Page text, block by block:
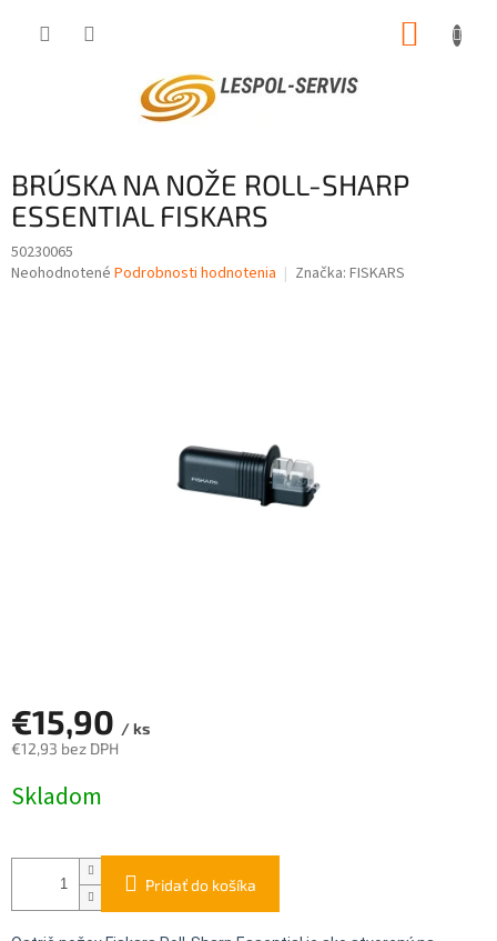
BRÚSKA NA NOŽE ROLL-SHARP
ESSENTIAL FISKARS
50230065
Priemerné
Neohodnotené Podrobnosti hodnotenia Značka: FISKARS
€15,90 / ks
€12,93 bez DPH
cena:
Skladom
Pridať do košíka